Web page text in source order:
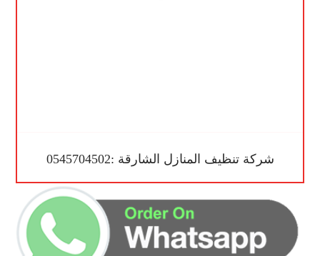
شركة تنظيف المنازل الشارقة :0545704502